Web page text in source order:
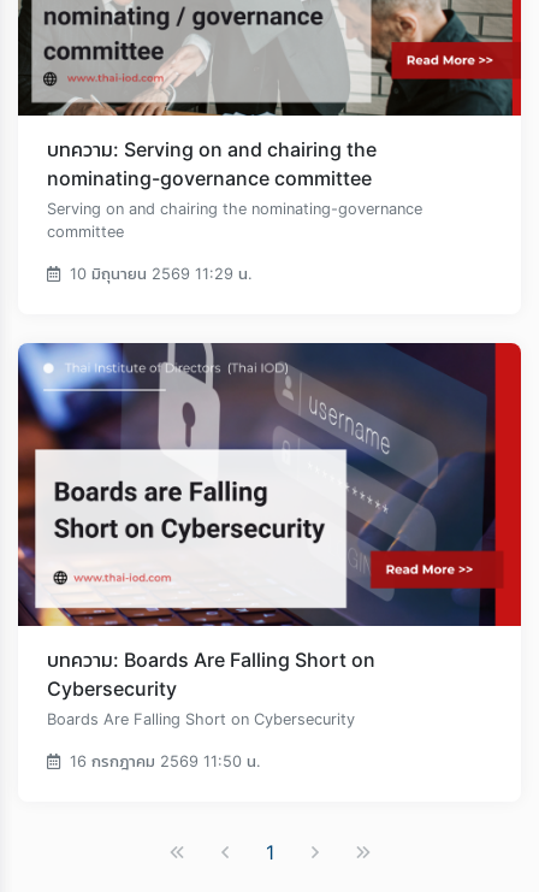
บทความ: Serving on and chairing the
nominating-governance committee
Serving on and chairing the nominating-governance
committee
10 มิถุนายน 2569 11:29 น.
บทความ: Boards Are Falling Short on
Cybersecurity
Boards Are Falling Short on Cybersecurity
16 กรกฎาคม 2569 11:50 น.
1